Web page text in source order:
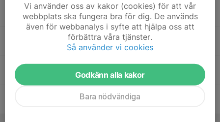
17:00
18:30
Träning
Sunnerbovallen
Tor
Vi använder oss av kakor (cookies) för att vår
webbplats ska fungera bra för dig. De används
även för webbanalys i syfte att hjälpa oss att
förbättra våra tjänster.
Så använder vi cookies
Godkänn alla kakor
Bara nödvändiga